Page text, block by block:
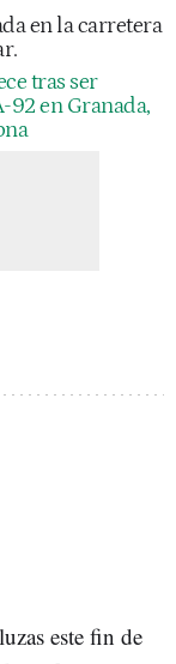
en la carretera
tras ser
en Granada,
este fin de